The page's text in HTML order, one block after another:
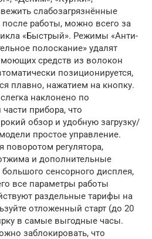
слабозагрязнённые
работы, можно всего за
«Быстрый». Режимы «Анти-
полоскание» удалят
моющих средств из волокон
позиционируется,
плавно, нажатием на кнопку.
наклонено по
прибора, что
обзор и удобную загрузку/
простое управление.
регулятора,
и дополнительные
сенсорного дисплея,
все параметры работы
раздельные тарифы на
отложенный старт (до 20
в самые выгодные часы.
заблокировать, что